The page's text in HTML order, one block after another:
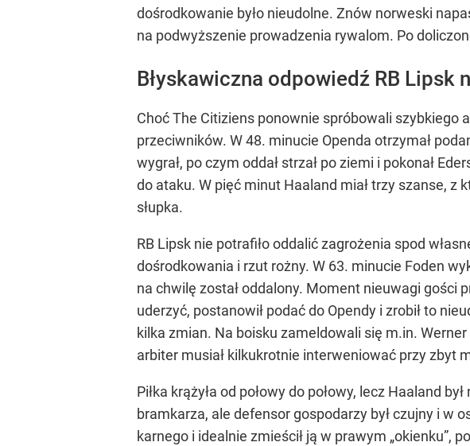
dośrodkowanie było nieudolne. Znów norweski
na podwyższenie prowadzenia rywalom. Po
Błyskawiczna odpowiedź RB Lipsk
Choć The Citiziens ponownie spróbowali szybkiego
przeciwników. W 48. minucie Openda otrzymał
wygrał, po czym oddał strzał po ziemi i pokonał
do ataku. W pięć minut Haaland miał trzy szanse, z
słupka.
RB Lipsk nie potrafiło oddalić zagrożenia spod
dośrodkowania i rzut rożny. W 63. minucie Foden
na chwilę został oddalony. Moment nieuwagi gości
uderzyć, postanowił podać do Opendy i zrobił to
kilka zmian. Na boisku zameldowali się m.in.
arbiter musiał kilkukrotnie interweniować przy zbyt
Piłka krążyła od połowy do połowy, lecz Haaland
bramkarza, ale defensor gospodarzy był czujny i w
karnego i idealnie zmieścił ją w prawym „okienku”,